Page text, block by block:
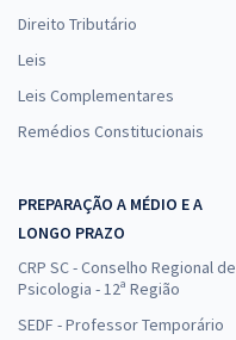
Direito Tributário
Leis
Leis Complementares
Remédios Constitucionais
PREPARAÇÃO A MÉDIO E A
LONGO PRAZO
CRP SC - Conselho Regional de
Psicologia - 12ª Região
SEDF - Professor Temporário